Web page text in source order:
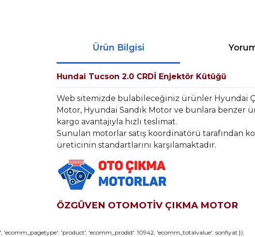
Ürün Bilgisi
Hundai Tucson 2.0 CRDİ Enjektör Kütüğü
Web sitemizde bulabileceğiniz ürünler Hyundai
Motor, Hyundai Sandık Motor ve bunlara
kargo avantajıyla hızlı teslimat.
Sunulan motorlar satış koordinatörü tarafından
üreticinin standartlarını karşılamaktadır.
ÖZGÜVEN OTOMOTİV ÇIKMA MOTOR
Bu ürünün fiyat bilgisi, resim, ürün açıklamalarında ve diğer
', 'ecomm_pagetype': 'product', 'ecomm_prodid': 10942, 'ecomm_totalvalue': sonfiyat });